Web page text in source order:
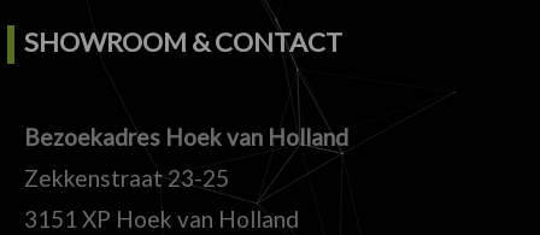
SHOWROOM & CONTACT
Bezoekadres Hoek van Holland
Zekkenstraat 23-25
3151 XP Hoek van Holland